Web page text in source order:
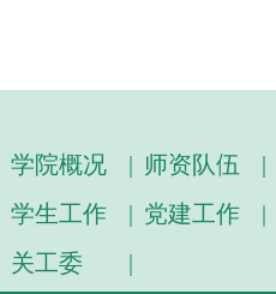
学院概况 | 师资队伍 |
学生工作
| 党建工作 |
关工委
|